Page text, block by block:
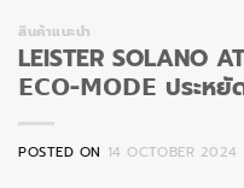
สินค้าแนะนำ
LEISTER SOLANO
𝗘𝗖𝗢-𝗠𝗢𝗗𝗘 ประหยั
POSTED ON 14 OCTOBER 2024